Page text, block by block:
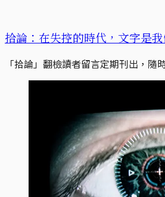
拾論：在失控的時代，文字是
「拾論」翻檢讀者留言定期刊出，隨